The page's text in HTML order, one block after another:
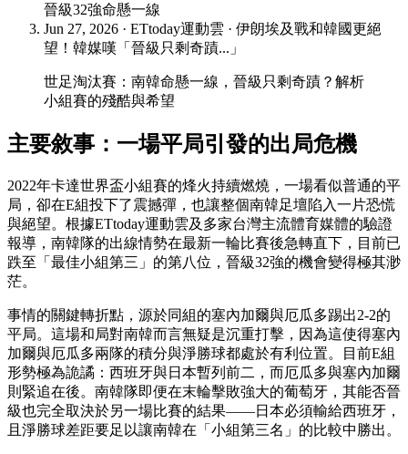
晉級32強命懸一線
Jun 27, 2026 · ETtoday運動雲 · 伊朗埃及戰和韓國更絕
望！韓媒嘆「晉級只剩奇蹟...」
世足淘汰賽：南韓命懸一線，晉級只剩奇蹟？解析
小組賽的殘酷與希望
主要敘事：一場平局引發的出局危機
2022年卡達世界盃小組賽的烽火持續燃燒，一場看似普通的平
局，卻在E組投下了震撼彈，也讓整個南韓足壇陷入一片恐慌
與絕望。根據ETtoday運動雲及多家台灣主流體育媒體的驗證
報導，南韓隊的出線情勢在最新一輪比賽後急轉直下，目前已
跌至「最佳小組第三」的第八位，晉級32強的機會變得極其渺
茫。
事情的關鍵轉折點，源於同組的塞內加爾與厄瓜多踢出2-2的
平局。這場和局對南韓而言無疑是沉重打擊，因為這使得塞內
加爾與厄瓜多兩隊的積分與淨勝球都處於有利位置。目前E組
形勢極為詭譎：西班牙與日本暫列前二，而厄瓜多與塞內加爾
則緊追在後。南韓隊即便在末輪擊敗強大的葡萄牙，其能否晉
級也完全取決於另一場比賽的結果——日本必須輸給西班牙，
且淨勝球差距要足以讓南韓在「小組第三名」的比較中勝出。